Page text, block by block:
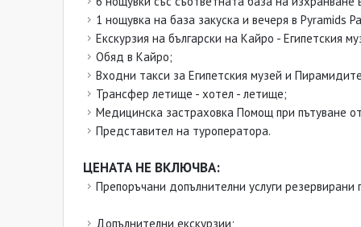
1 нощувка на база закуска и вечеря в Pyramids
Екскурзия на български на Кайро - Египетския
Обяд в Кайро;
Входни такси за Египетския музей и
Трансфер летище - хотел - летище;
Медицинска застраховка Помощ при пътуване
Представител на туроператора.
ЦЕНАТА НЕ ВКЛЮЧВА:
Препоръчани допълнителни услуги резервирани
Допълнителни екскурзии;